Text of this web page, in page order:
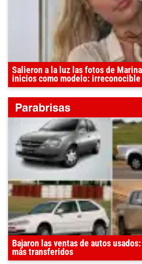
Salieron a la luz las fotos de
inicios como modelo: irreconocible
Bajaron las ventas de autos
más transferidos